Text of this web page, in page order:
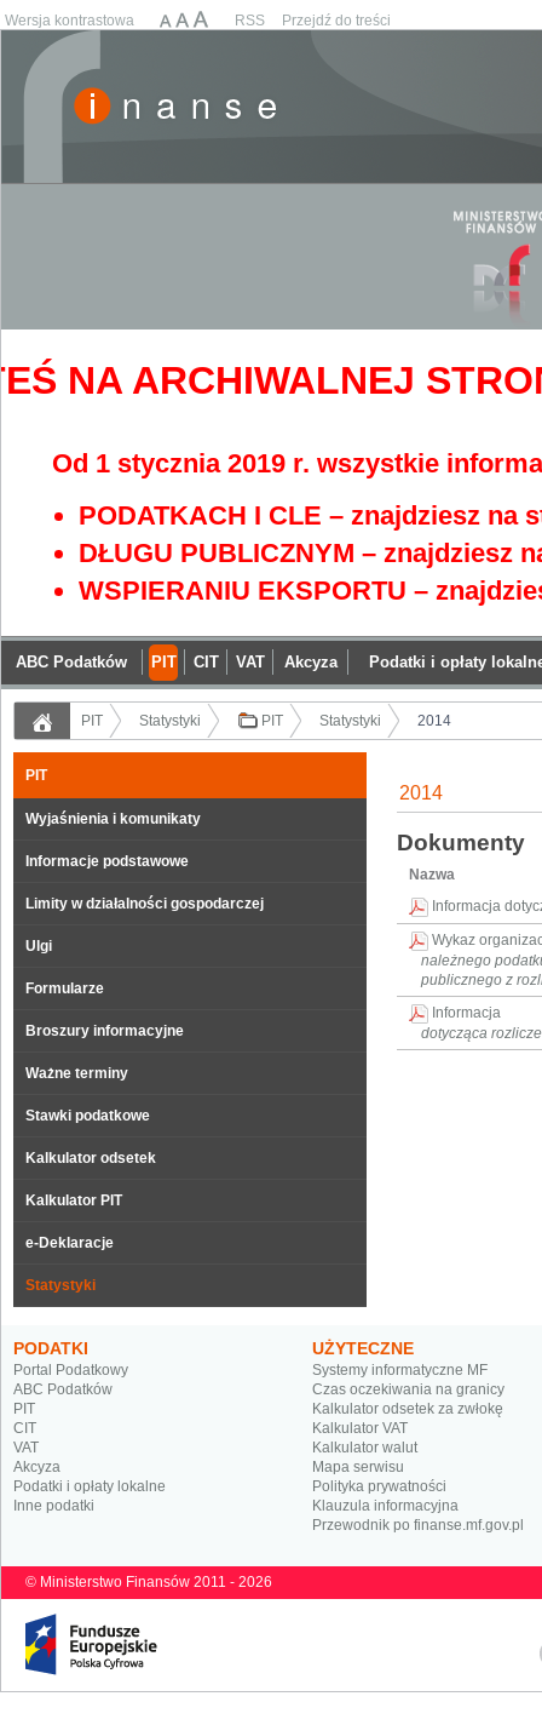
Wersja kontrastowa RSS Przejdź do treści
NA ARCHIWALNEJ
Od 1 stycznia 2019 r. wszystkie
PODATKACH I CLE – znajdziesz na
DŁUGU PUBLICZNYM – znajdziesz
WSPIERANIU EKSPORTU –
ABC Podatków PIT CIT VAT Akcyza Podatki i opłaty
PIT Statystyki PIT Statystyki 2014
PIT
Wyjaśnienia i komunikaty
Informacje podstawowe
Limity w działalności gospodarczej
Ulgi
Formularze
Broszury informacyjne
Ważne terminy
Stawki podatkowe
Kalkulator odsetek
Kalkulator PIT
e-Deklaracje
Statystyki
2014
Dokumenty
Nazwa
Informacja
Wykaz
należnego
publicznego z
Informacja
dotycząca
PODATKI
Portal Podatkowy
ABC Podatków
PIT
CIT
VAT
Akcyza
Podatki i opłaty lokalne
Inne podatki
UŻYTECZNE
Systemy informatyczne MF
Czas oczekiwania na granicy
Kalkulator odsetek za zwłokę
Kalkulator VAT
Kalkulator walut
Mapa serwisu
Polityka prywatności
Klauzula informacyjna
Przewodnik po finanse.mf.gov.pl
© Ministerstwo Finansów 2011 - 2026